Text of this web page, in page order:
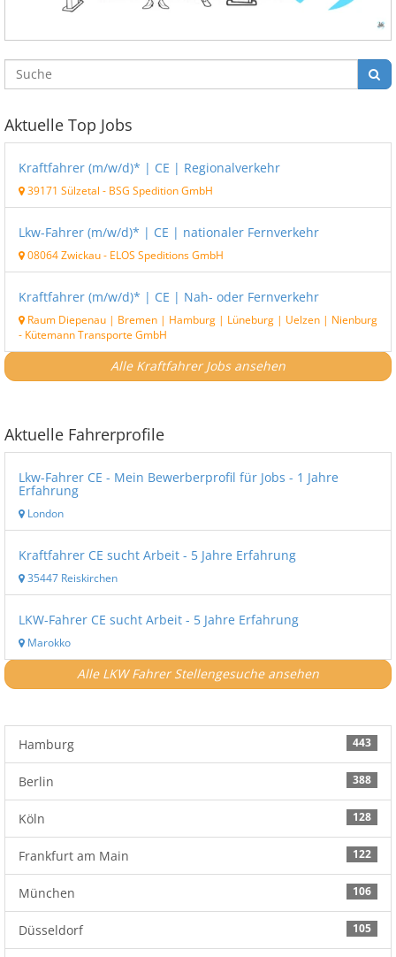
Aktuelle Top Jobs
Kraftfahrer (m/w/d)* | CE | Regionalverkehr
39171 Sülzetal - BSG Spedition GmbH
Lkw-Fahrer (m/w/d)* | CE | nationaler Fernverkehr
08064 Zwickau- ELOS Speditions GmbH
Kraftfahrer (m/w/d)* | CE | Nah- oder Fernverkehr
Raum Diepenau | Bremen | Hamburg | Lüneburg | Uelzen | Nienburg
- Kütemann Transporte GmbH
Alle Kraftfahrer Jobs ansehen
Aktuelle Fahrerprofile
Lkw-Fahrer CE - Mein Bewerberprofil für Jobs - 1 Jahre
Erfahrung
London
Kraftfahrer CE sucht Arbeit - 5 Jahre Erfahrung
35447 Reiskirchen
LKW-Fahrer CE sucht Arbeit - 5 Jahre Erfahrung
Marokko
Alle LKW Fahrer Stellengesuche ansehen
443
Hamburg
388
Berlin
128
Köln
122
Frankfurt am Main
106
München
105
Düsseldorf